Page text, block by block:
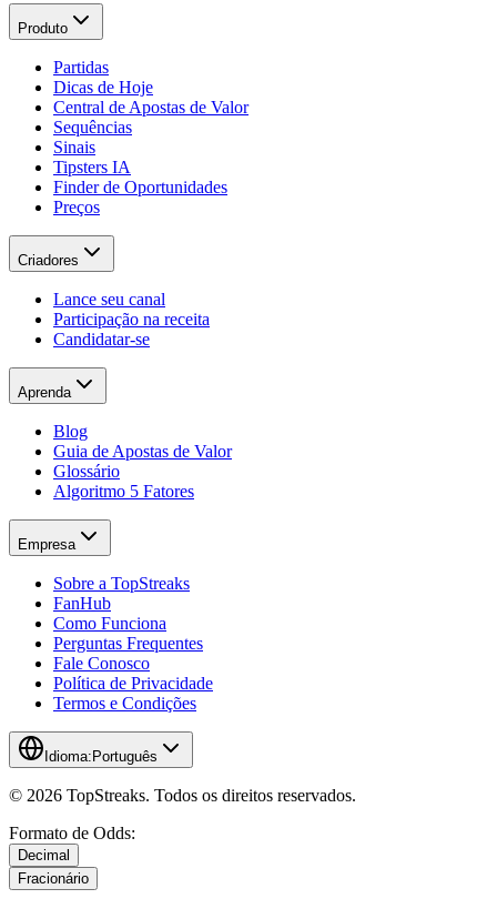
Produto
Partidas
Dicas de Hoje
Central de Apostas de Valor
Sequências
Sinais
Tipsters IA
Finder de Oportunidades
Preços
Criadores
Lance seu canal
Participação na receita
Candidatar-se
Aprenda
Blog
Guia de Apostas de Valor
Glossário
Algoritmo 5 Fatores
Empresa
Sobre a TopStreaks
FanHub
Como Funciona
Perguntas Frequentes
Fale Conosco
Política de Privacidade
Termos e Condições
Idioma: Português
© 2026 TopStreaks. Todos os direitos reservados.
Formato de Odds:
Decimal
Fracionário